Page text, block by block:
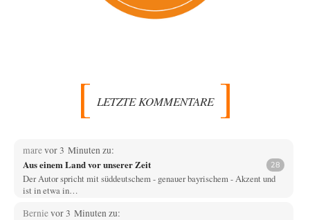
LETZTE KOMMENTARE
marevor 3 Minuten zu:
Aus einem Land vor unserer Zeit 28
Der Autor spricht mit süddeutschem - genauer bayrischem - Akzent und
ist in etwa in…
Bernievor 3 Minuten zu: